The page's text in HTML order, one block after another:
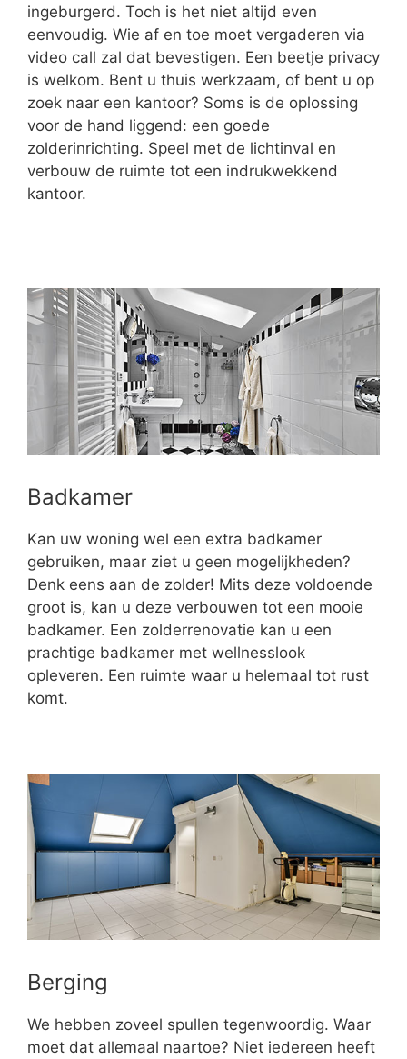
ingeburgerd. Toch is het niet altijd even
eenvoudig. Wie af en toe moet vergaderen via
video call zal dat bevestigen. Een beetje privacy
is welkom. Bent u thuis werkzaam, of bent u op
zoek naar een kantoor? Soms is de oplossing
voor de hand liggend: een goede
zolderinrichting. Speel met de lichtinval en
verbouw de ruimte tot een indrukwekkend
kantoor.
Badkamer
Kan uw woning wel een extra badkamer
gebruiken, maar ziet u geen mogelijkheden?
Denk eens aan de zolder! Mits deze voldoende
groot is, kan u deze verbouwen tot een mooie
badkamer. Een zolderrenovatie kan u een
prachtige badkamer met wellnesslook
opleveren. Een ruimte waar u helemaal tot rust
komt.
Berging
We hebben zoveel spullen tegenwoordig. Waar
moet dat allemaal naartoe? Niet iedereen heeft